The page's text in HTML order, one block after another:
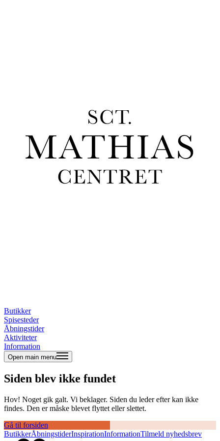
Butikker
Spisesteder
Åbningstider
Aktiviteter
Information
Open main menu
Siden blev ikke fundet
Hov! Noget gik galt. Vi beklager. Siden du leder efter kan ikke
findes. Den er måske blevet flyttet eller slettet.
Gå til forsiden
ButikkerÅbningstiderInspirationInformationTilmeld nyhedsbrev